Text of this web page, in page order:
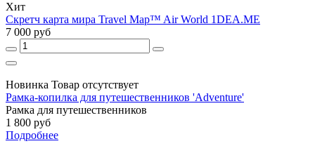
Хит
Скретч карта мира Travel Map™ Air World 1DEA.ME
7 000 руб
Новинка Товар отсутствует
Рамка-копилка для путешественников 'Adventure'
Рамка для путешественников
1 800 руб
Подробнее